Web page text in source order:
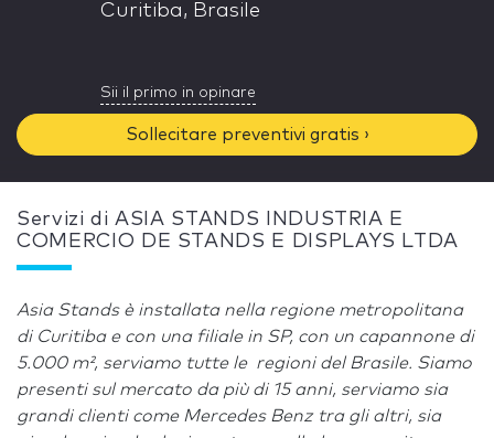
Curitiba, Brasile
Sii il primo in opinare
Sollecitare preventivi gratis ›
Servizi di ASIA STANDS INDUSTRIA E
COMERCIO DE STANDS E DISPLAYS LTDA
Asia Stands è installata nella regione metropolitana
di Curitiba e con una filiale in SP, con un capannone di
5.000 m², serviamo tutte le regioni del Brasile. Siamo
presenti sul mercato da più di 15 anni, serviamo sia
grandi clienti come Mercedes Benz tra gli altri, sia